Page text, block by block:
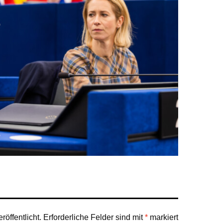
Erforderliche Felder sind mit* markiert